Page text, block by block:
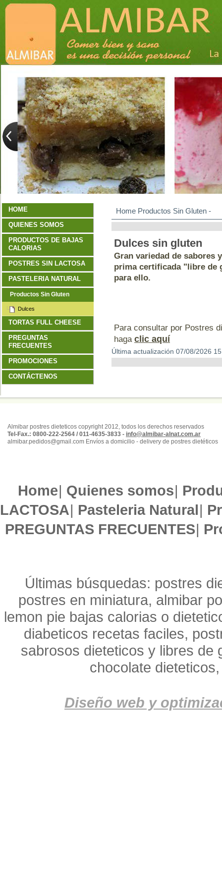
Home Productos Sin Gluten -
Dulces sin gluten
Gran variedad de sabores
prima certificada "libre de
para ello.
Para consultar por Postres
haga clic aquí
Última actualización 07/08/2026
HOME
QUIENES SOMOS
PRODUCTOS DE BAJAS
CALORIAS
POSTRES SIN LACTOSA
PASTELERIA NATURAL
Productos Sin Gluten
Dulces
TORTAS FULL CHEESE
PREGUNTAS
FRECUENTES
PROMOCIONES
CONTÁCTENOS
Almibar postres dieteticos copyright 2012, todos los derechos reservados
Tel-Fax.: 0800-222-2564 / 011-4635-3833 - info@almibar-alnat.com.ar
almibar.pedidos@gmail.com Envíos a domicilio - delivery de postres dietéticos
Home| Quienes somos|
LACTOSA| Pasteleria Natural|
PREGUNTAS FRECUENTES|
Últimas búsquedas: postres
postres en miniatura, almibar
lemon pie bajas calorias o
diabeticos recetas faciles,
sabrosos dieteticos y libres de
chocolate
Diseño web y